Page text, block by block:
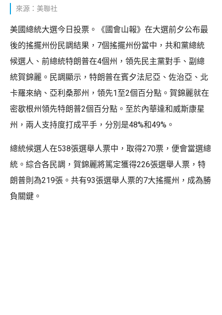
來源：美聯社
美國總統大選今日投票。《國會山報》在大選前夕公布最
後的搖擺州份民調結果，7個搖擺州份當中，共和黨總統
候選人、前總統特朗普在4個州，領先民主黨對手、副總
統賀錦麗。民調顯示，特朗普在賓夕法尼亞、佐治亞、北
卡羅來納、亞利桑那州，領先1至2個百分點。賀錦麗就在
密歇根州領先特朗普2個百分點。至於內華達和威斯康星
州，兩人支持度打成平手，分別是48%和49%。
總統候選人在538張選舉人票中，取得270票，便會當選總
統。綜合各民調，賀錦麗將篤定獲得226張選舉人票，特
朗普則為219張。共有93張選舉人票的7大搖擺州，成為勝
負關鍵。